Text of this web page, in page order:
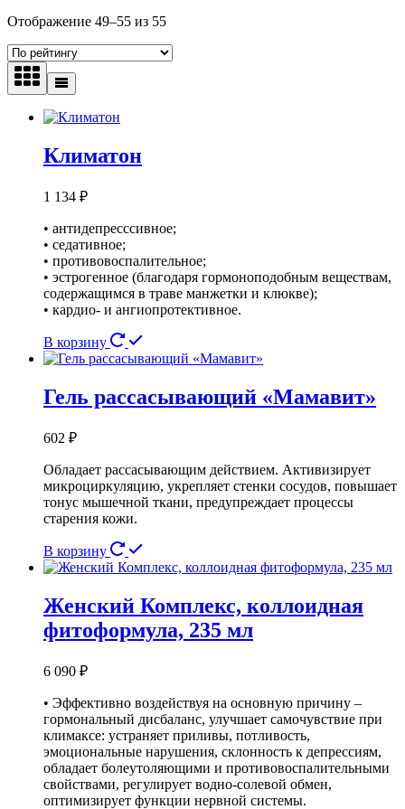
Отображение 49–55 из 55
Климатон
1 134 ₽
• антидепресссивное;
• седативное;
• противовоспалительное;
• эстрогенное (благодаря гормоноподобным веществам,
содержащимся в траве манжетки и клюкве);
• кардио- и ангиопротективное.
В корзину
Гель рассасывающий «Мамавит»
602 ₽
Обладает рассасывающим действием. Активизирует
микроциркуляцию, укрепляет стенки сосудов, повышает
тонус мышечной ткани, предупреждает процессы
старения кожи.
В корзину
Женский Комплекс, коллоидная
фитоформула, 235 мл
6 090 ₽
• Эффективно воздействуя на основную причину –
гормональный дисбаланс, улучшает самочувствие при
климаксе: устраняет приливы, потливость,
эмоциональные нарушения, склонность к депрессиям,
обладает болеутоляющими и противовоспалительными
свойствами, регулирует водно-солевой обмен,
оптимизирует функции нервной системы.